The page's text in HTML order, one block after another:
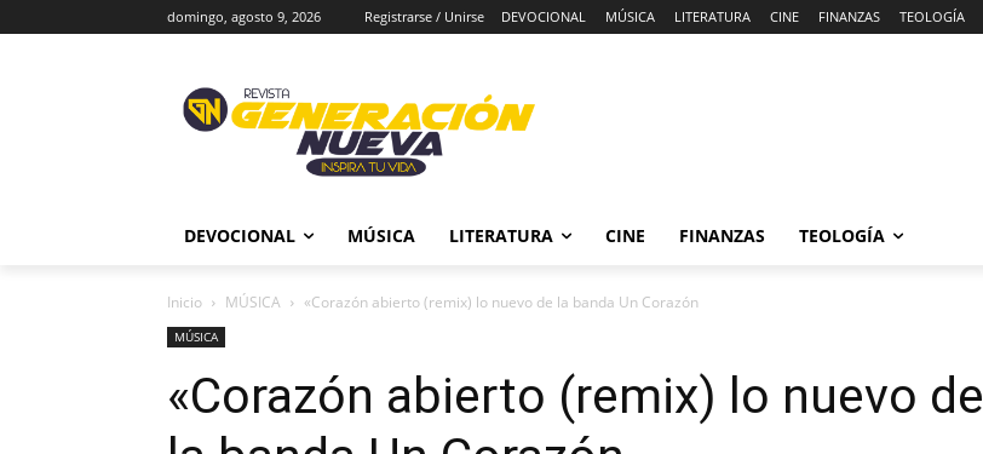
domingo, agosto 9, 2026 Registrarse / Unirse DEVOCIONAL MÚSICA LITERATURA CINE FINANZAS TEOLOGÍA
DEVOCIONAL MÚSICA LITERATURA CINE FINANZAS TEOLOGÍA
Inicio MÚSICA «Corazón abierto (remix) lo nuevo de la banda Un Corazón
MÚSICA
«Corazón abierto (remix) lo nuevo de